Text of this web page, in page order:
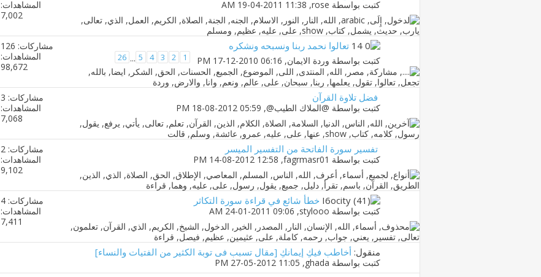
كتبت بواسطة rose
‏, 19-04-2011 11:38 AM
المشاهدات:
7,002
تعالوا نحمد ربنا ونسبحه ونشكره
كتبت بواسطة وردة الايمان‏, 17-12-2010 06:16 PM
1
2
3
4
5
...
26
مشاركات: 126
المشاهدات:
98,672
فضل تلاوة القرآن
كتبت بواسطة @الملاك الطيب@‏, 18-08-2012 05:59 PM
مشاركات: 3
المشاهدات:
7,068
تفسير سورة الفاتحة من التفسير الميسر
كتبت بواسطة fagrmasr01
‏, 14-08-2012 12:58 PM
مشاركات: 2
المشاهدات:
9,102
خطأ شائع في قراءة سورة التكاثر
كتبت بواسطة stylooo
‏, 24-01-2011 09:06 AM
مشاركات: 4
المشاهدات:
7,411
منقول: أخاطب فيكِ إيمانكِ [مقال تسبب فى توبة الكثير من الفتيات والنساء]
كتبت بواسطة ghada
‏, 27-05-2012 11:05 PM